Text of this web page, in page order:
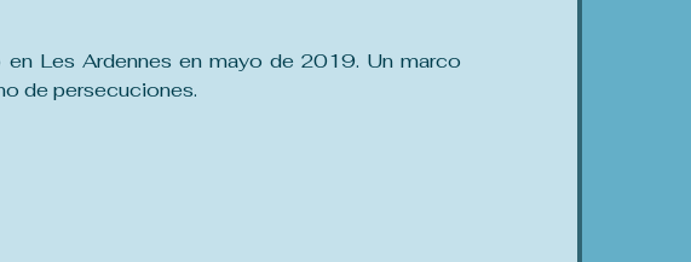
Les Ardennes en mayo de 2019. Un marco
de persecuciones.